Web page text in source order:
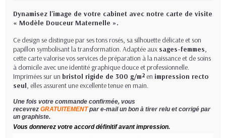
Dynamisez l'image de votre cabinet avec notre carte de visite
« Modèle Douceur Maternelle ».
Ce design se distingue par ses tons rosés, sa silhouette délicate et son
papillon symbolisant la transformation. Adaptée aux sages-femmes,
cette carte valorise vos services de préparation à la naissance et de soins
à domicile avec une identité graphique douce et professionnelle.
Imprimées sur un bristol rigide de 300 g/m² en impression recto
seul, elles assurent une excellente tenue en main.
Une fois votre commande confirmée, vous
recevrez GRATUITEMENT par e-mail un bon à tirer relu et corrigé par
un graphiste.
Vous donnerez votre accord définitif avant impression.